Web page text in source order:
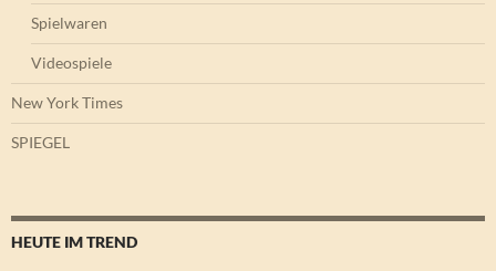
Spielwaren
Videospiele
New York Times
SPIEGEL
HEUTE IM TREND